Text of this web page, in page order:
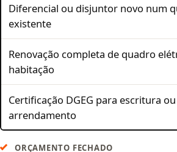
Diferencial ou disjuntor novo num
existente
Renovação completa de quadro
habitação
Certificação DGEG para escritura ou
arrendamento
ORÇAMENTO FECHADO